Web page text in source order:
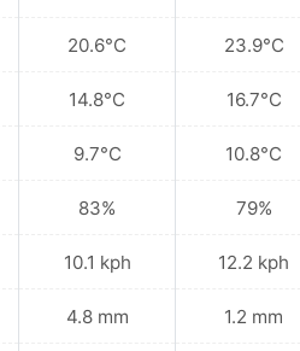
20.6°C
14.8°C
9.7°C
83%
10.1 kph
4.8 mm
23.9°C
16.7°C
10.8°C
79%
12.2 kph
1.2 mm